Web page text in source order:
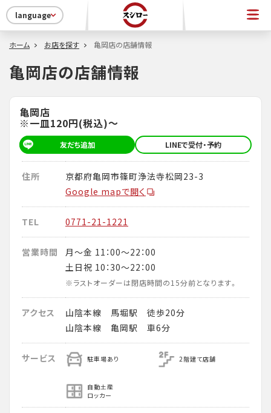
language
ホーム お店を探す 亀岡店の店舗情報
亀岡店の店舗情報
亀岡店
※一皿120円(税込)～
友だち追加 LINEで受付・予約
住所
京都府亀岡市篠町浄法寺松岡23-3
Google mapで開く
TEL 0771-21-1221
営業時間
月～金 11：00～22：00
土日祝 10：30～22：00
※ラストオーダーは閉店時間の15分前となります。
アクセス
山陰本線 馬堀駅 徒歩20分
山陰本線 亀岡駅 車6分
サービス 駐車場あり 2階建て店舗
自動土産
ロッカー